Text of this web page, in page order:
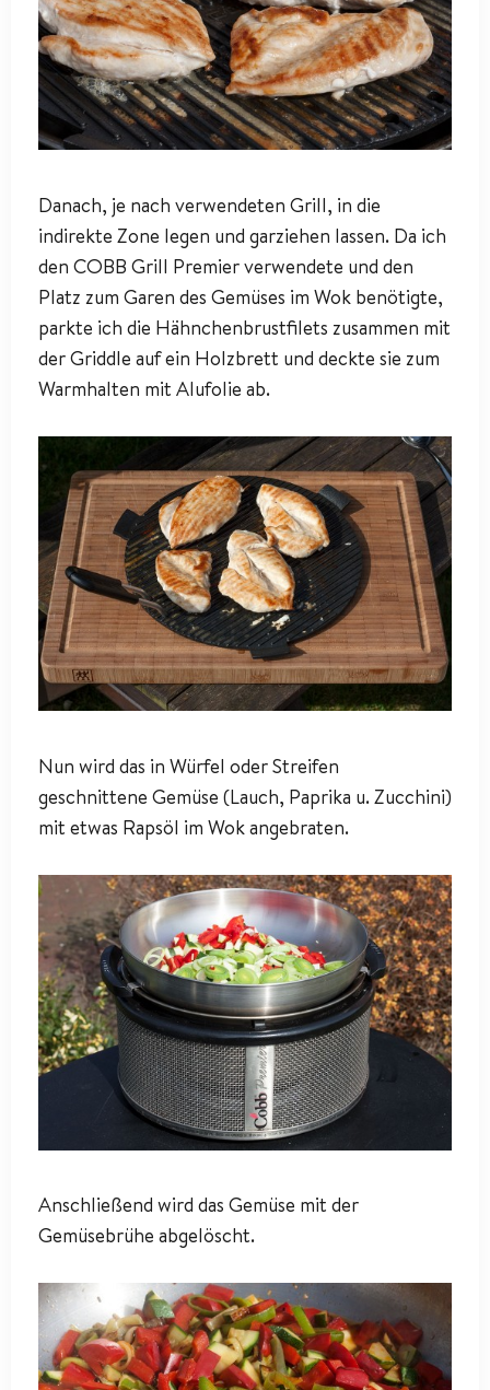
Danach, je nach verwendeten Grill, in die
indirekte Zone legen und garziehen lassen. Da ich
den COBB Grill Premier verwendete und den
Platz zum Garen des Gemüses im Wok benötigte,
parkte ich die Hähnchenbrustfilets zusammen mit
der Griddle auf ein Holzbrett und deckte sie zum
Warmhalten mit Alufolie ab.
Nun wird das in Würfel oder Streifen
geschnittene Gemüse (Lauch, Paprika u. Zucchini)
mit etwas Rapsöl im Wok angebraten.
Anschließend wird das Gemüse mit der
Gemüsebrühe abgelöscht.